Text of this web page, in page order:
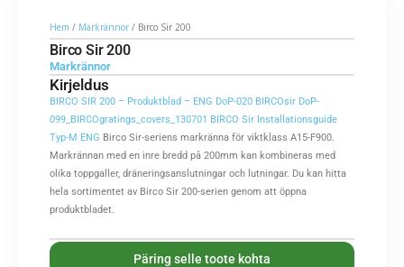
Hem / Markrännor / Birco Sir 200
Birco Sir 200
Markrännor
Kirjeldus
BIRCO SIR 200 – Produktblad – ENG DoP-020 BIRCOsir DoP-
099_BIRCOgratings_covers_130701 BIRCO Sir Installationsguide
Typ-M ENG Birco Sir-seriens markränna för viktklass A15-F900.
Markrännan med en inre bredd på 200mm kan kombineras med
olika toppgaller, dräneringsanslutningar och lutningar. Du kan hitta
hela sortimentet av Birco Sir 200-serien genom att öppna
produktbladet.
Päring selle toote kohta